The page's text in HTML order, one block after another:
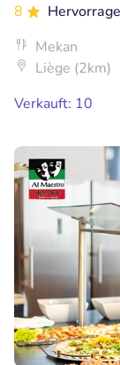
8
Mekan
Liège (2km)
Verkauft: 10